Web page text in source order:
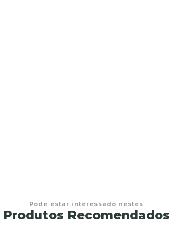
Pode estar interessado nestes
Produtos Recomendados